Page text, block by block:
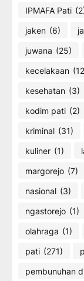
IPMAFA Pati
jaken (6)
juwana (25)
kecelakaan
kesehatan (3)
kodim pati (2)
kriminal (31)
kuliner (1)
margorejo (7)
nasional (3)
ngastorejo (1)
olahraga (1)
pati (271)
pembunuhan